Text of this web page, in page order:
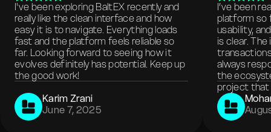
I've been exploring BaltEX recently and
really like the clean interface and how
easy it is to navigate. Everything loads
fast and the platform feels reliable so
far. Looking forward to seeing how it
evolves definitely has potential. Keep up
the good work!
Karim Zrani
June 7, 2025
I’ve been
platform so
usability,
is clear.
always
the
project that